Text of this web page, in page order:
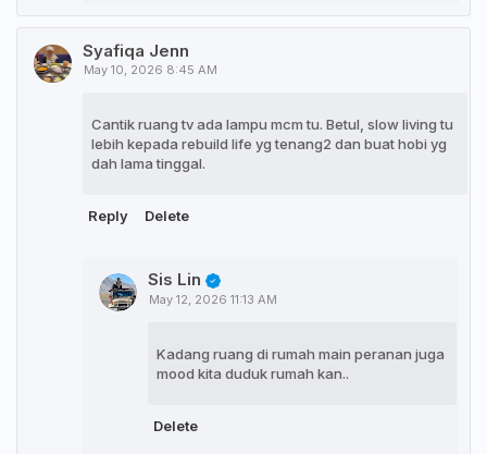
Syafiqa Jenn
May 10, 2026 8:45 AM
Cantik ruang tv ada lampu mcm tu. Betul, slow living tu
lebih kepada rebuild life yg tenang2 dan buat hobi yg
dah lama tinggal.
Reply Delete
Sis Lin
May 12, 2026 11:13 AM
Kadang ruang di rumah main peranan juga
mood kita duduk rumah kan..
Delete